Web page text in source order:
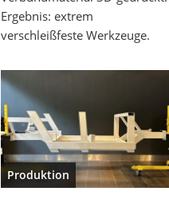
Ergebnis: extrem
verschleißfeste Werkzeuge.
Produktion